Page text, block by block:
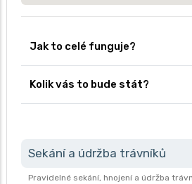
Jak to celé funguje?
Kolik vás to bude stát?
Sekání a údržba trávníků
Pravidelné sekání, hnojení a údržba